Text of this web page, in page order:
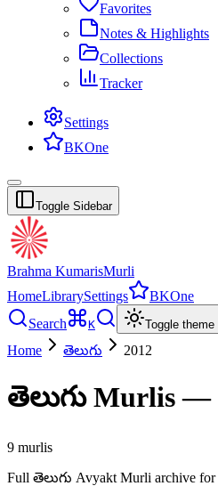
Favorites
Notes & Highlights
Collections
Tracker
Settings
BKOne
Toggle Sidebar
Brahma KumarisMurli
HomeLibrarySettings
BKOne
Search
K Toggle theme
Home తెలుగు 2012
తెలుగుMurlis —
9 murlis
Full తెలుగు Avyakt Murli archive for